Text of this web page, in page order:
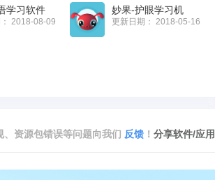
学习软件
2018-08-09
妙果-护眼学习机
更新日期： 2018-05-16
分享软件/应用
、资源包错误等问题向我们 反馈 ！